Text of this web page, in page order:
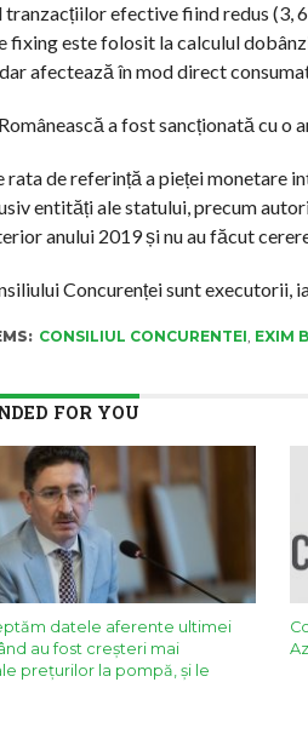
tranzacțiilor efective fiind redus (3,
fixing este folosit la calculul
afectează în mod direct
a fost sancționată cu o
rata de referință a pieței monetare
entități ale statului, precum
anului 2019 și nu au făcut
Concurenței sunt executorii,
CONSILIUL CONCURENTEI, EXIM
FOR YOU
datele aferente ultimei
au fost creșteri mai
prețurilor la pompă, și le